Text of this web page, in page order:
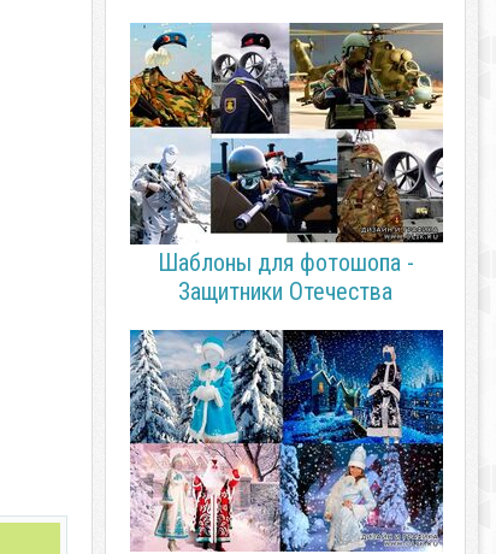
Шаблоны для фотошопа -
Защитники Отечества